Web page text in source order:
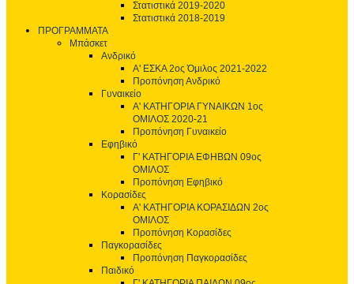
Στατιστικά 2019-2020
Στατιστικά 2018-2019
ΠΡΟΓΡΑΜΜΑΤΑ
Μπάσκετ
Ανδρικό
Α' ΕΣΚΑ 2ος Όμιλος 2021-2022
Προπόνηση Ανδρικό
Γυναικείο
Α' ΚΑΤΗΓΟΡΙΑ ΓΥΝΑΙΚΩΝ 1ος
ΟΜΙΛΟΣ 2020-21
Προπόνηση Γυναικείο
Εφηβικό
Γ' ΚΑΤΗΓΟΡΙΑ ΕΦΗΒΩΝ 09ος
ΟΜΙΛΟΣ
Προπόνηση Εφηβικό
Κορασίδες
Α' ΚΑΤΗΓΟΡΙΑ ΚΟΡΑΣΙΔΩΝ 2ος
ΟΜΙΛΟΣ
Προπόνηση Κορασίδες
Παγκορασίδες
Προπόνηση Παγκορασίδες
Παιδικό